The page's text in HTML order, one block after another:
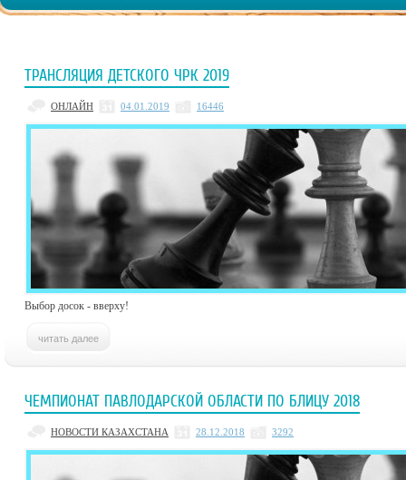
ТРАНСЛЯЦИЯ ДЕТСКОГО ЧРК 2019
ОНЛАЙН 04.01.2019 16446
Выбор досок - вверху!
ЧЕМПИОНАТ ПАВЛОДАРСКОЙ ОБЛАСТИ ПО БЛИЦУ 2018
НОВОСТИ КАЗАХСТАНА 28.12.2018 3292